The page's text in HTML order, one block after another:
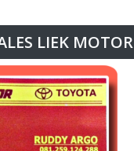
LIEK MOTOR